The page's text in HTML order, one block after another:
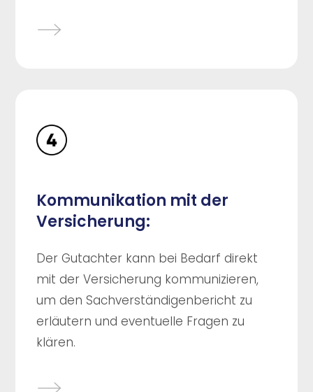
Kommunikation mit der
Versicherung:
Der Gutachter kann bei Bedarf direkt
mit der Versicherung kommunizieren,
um den Sachverständigenbericht zu
erläutern und eventuelle Fragen zu
klären.